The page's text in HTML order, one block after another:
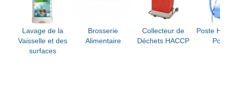
Lavage de la
Vaisselle et des
surfaces
Brosserie
Alimentaire
Collecteur de
Déchets HACCP
Poste